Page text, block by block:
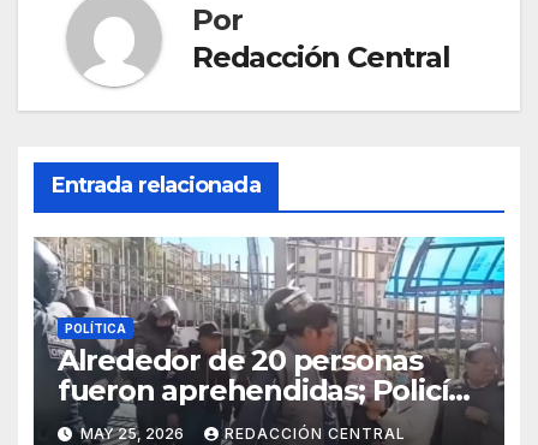
Por
Redacción Central
Entrada relacionada
POLÍTICA
Alrededor de 20 personas
fueron aprehendidas; Policía
gasifica e impide ingreso de
MAY 25, 2026 REDACCIÓN CENTRAL